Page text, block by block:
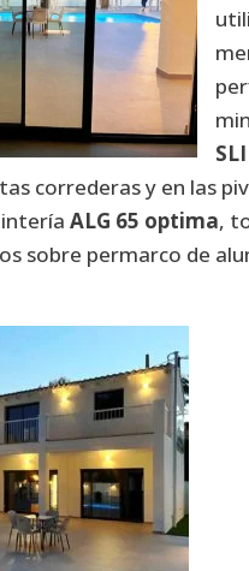
correderas y en las
ALG 65 optima,
sobre permarco de